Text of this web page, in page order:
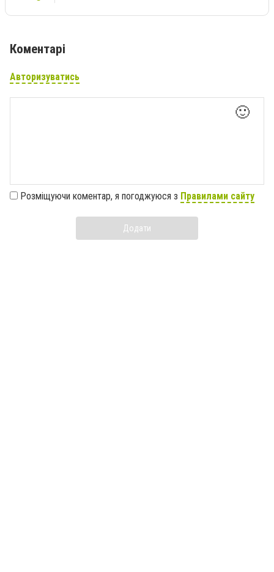
Коментарі
Авторизуватись
🙂
Розміщуючи коментар, я погоджуюся з Правилами сайту
Додати